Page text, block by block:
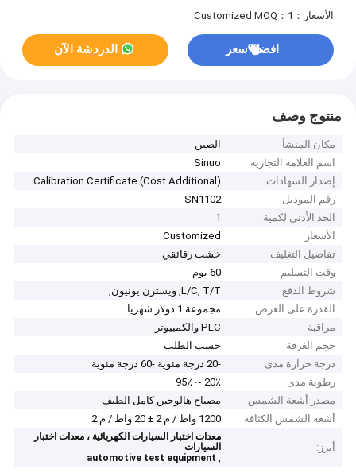
الأسعار：Customized MOQ：1
افضل سعر الدردشة الآن
منتوج وصف
مكان المنشأ
الصين
اسم العلامة التجارية
Sinuo
إصدار الشهادات
Calibration Certificate (Cost Additional)
رقم الموديل
SN1102
الحد الأدنى لكمية
1
الأسعار
Customized
تفاصيل التغليف
خشب رقائقي
وقت التسليم
60 يوم
شروط الدفع
L/C, T/T, ويسترن يونيون,
القدرة على العرض
مجموعة 1 دولار شهريا
مراقبة
PLC والكمبيوتر
حجم الغرفة
حسب الطلب
درجة حرارة مدى
-20 درجة مئوية -60 درجة مئوية
رطوبة مدى
20٪ ~ 95٪
مصدر أشعة الشمس
مصباح هالوجين كامل الطيف
أشعة الشمس الكثافة
1200 واط / م 2 ± 20 واط / م 2
أبرز:
معدات اختبار السيارات الكهربائية ، معدات اختبار
السيارات
,
automotive test equipment